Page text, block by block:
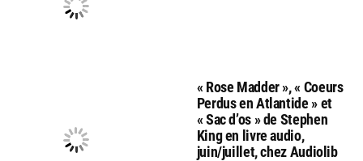
« Rose Madder », « Coeurs
Perdus en Atlantide » et
« Sac d’os » de Stephen
King en livre audio,
juin/juillet, chez Audiolib